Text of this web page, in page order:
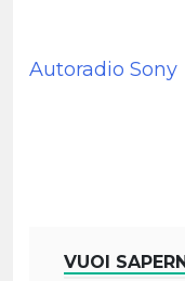
Autoradio Sony
VUOI